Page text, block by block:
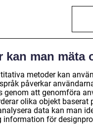
kan man mäta
metoder kan
påverkar
genom att genomföra
olika objekt baserat
data kan man
information för